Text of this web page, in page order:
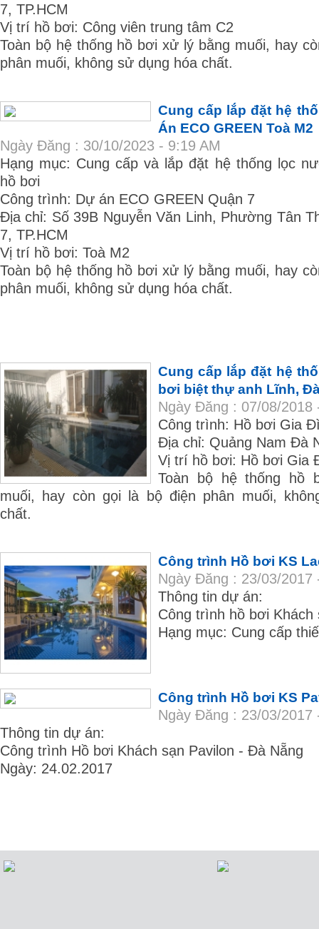
7, TP.HCM
Vị trí hồ bơi: Công viên trung tâm C2
Toàn bộ hệ thống hồ bơi xử lý bằng muối, hay
phân muối, không sử dụng hóa chất.
Cung cấp lắp đặt hệ
Án ECO GREEN Toà M2
Ngày Đăng : 30/10/2023 - 9:19 AM
Hạng mục: Cung cấp và lắp đặt hệ thống lọc
hồ bơi
Công trình: Dự án ECO GREEN Quận 7
Địa chỉ: Số 39B Nguyễn Văn Linh, Phường Tân
7, TP.HCM
Vị trí hồ bơi: Toà M2
Toàn bộ hệ thống hồ bơi xử lý bằng muối, hay
phân muối, không sử dụng hóa chất.
Cung cấp lắp đặt hệ
bơi biệt thự anh Lĩnh,
Ngày Đăng : 07/08/2018
Công trình: Hồ bơi Gia
Địa chỉ: Quảng Nam Đà
Vị trí hồ bơi: Hồ bơi Gia
Toàn bộ hệ thống hồ
muối, hay còn gọi là bộ điện phân muối,
chất.
Công trình Hồ bơi KS
Ngày Đăng : 23/03/2017
Thông tin dự án:
Công trình hồ bơi Khách
Hạng mục: Cung cấp
Công trình Hồ bơi KS
Ngày Đăng : 23/03/2017
Thông tin dự án:
Công trình Hồ bơi Khách sạn Pavilon - Đà Nẵng
Ngày: 24.02.2017